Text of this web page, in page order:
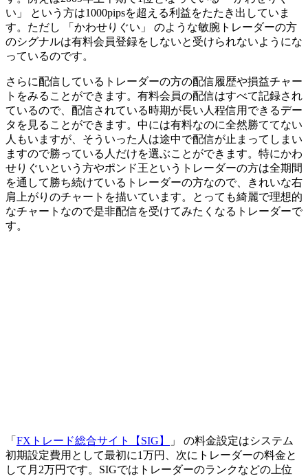
い」 という方は1000pipsを超える利益をたたき出していま
す。ただし 「かわせりぐい」 のような敏腕トレーダーの方
のシグナルは有料会員登録をしないと受けられないようにな
っているのです。
さらに配信しているトレーダーの方の配信履歴や損益チャー
トをみることができます。有料会員の配信はすべて記録され
ているので、配信されている時期が長い人程信用できるデー
タを見ることができます。中には有料なのに全然勝ててない
人もいますが、そういった人は途中で配信が止まってしまい
ますので勝っている人だけを選ぶことができます。特にかわ
せりぐいという方やポンド王というトレーダーの方は全期間
を通して勝ち続けているトレーダーの方なので、きれいな右
肩上がりのチャートを描いています。とっても綺麗で理想的
なチャートなので是非配信を受けてみたくなるトレーダーで
す。
「 FXトレード総合サイト【SIG】
」 の料金設定はシステム
初期設定費用として最初に1万円、次にトレーダーの料金と
して月2万円です。SIGではトレーダーのランクなどの上位